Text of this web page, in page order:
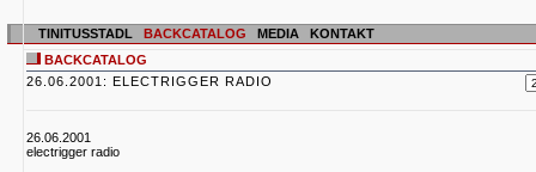
TINITUSSTADL BACKCATALOG MEDIA
KONTAKT
BACKCATALOG
26.06.2001: ELECTRIGGER RADIO
26.06.2001
electrigger radio